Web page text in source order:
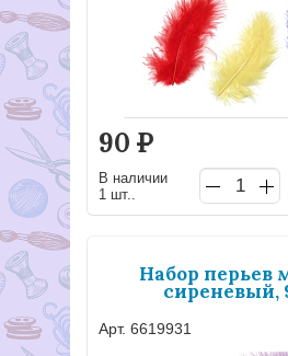
90 Р
В наличии
1 шт..
Набор перьев
сиреневый,
Арт. 6619931